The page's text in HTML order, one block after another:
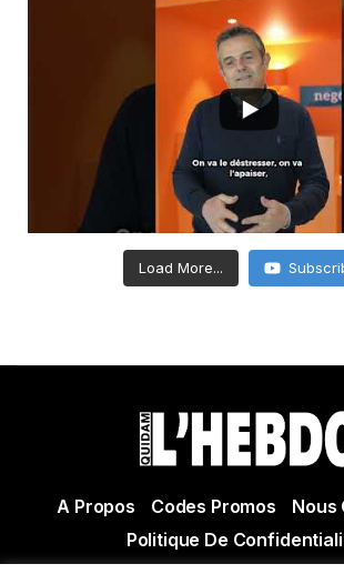
Load More...
A Propos Codes Promos
Nous
Politique De